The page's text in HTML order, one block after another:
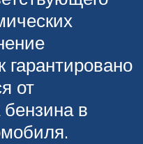
гарантировано
от
бензина в